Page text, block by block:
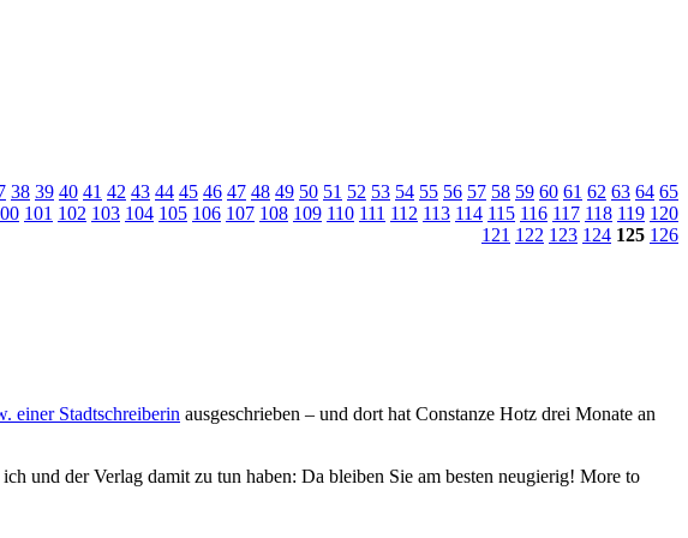
38 39 40 41 42 43 44 45 46 47 48 49 50 51 52 53 54 55 56 57 58 59 60 61 62 63 64 65
101 102 103 104 105 106 107 108 109 110 111 112 113 114 115 116 117 118 119 120
121 122 123 124 125 126
einer Stadtschreiberin ausgeschrieben – und dort hat Constanze Hotz drei Monate an
und der Verlag damit zu tun haben: Da bleiben Sie am besten neugierig! More to